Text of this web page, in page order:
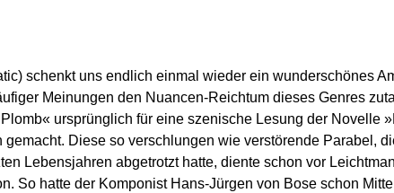
schenkt uns endlich einmal wieder ein wunderschönes
Meinungen den Nuancen-Reichtum dieses Genres
ursprünglich für eine szenische Lesung der Novelle
Diese so verschlungen wie verstörende Parabel,
Lebensjahren abgetrotzt hatte, diente schon vor
So hatte der Komponist Hans-Jürgen von Bose schon